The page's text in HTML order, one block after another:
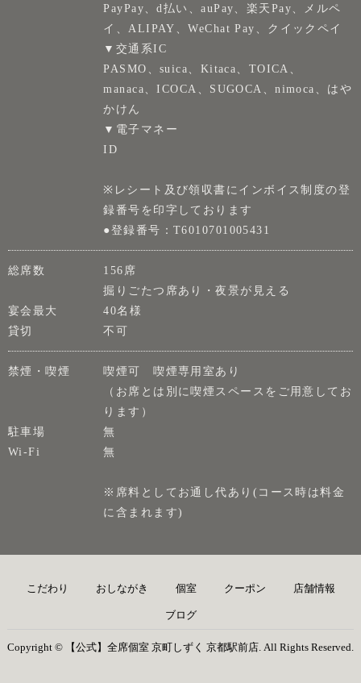
PayPay、d払い、auPay、楽天Pay、メルペ
イ、ALIPAY、WeChat Pay、クイックペイ
▼交通系IC
PASMO、suica、Kitaca、TOICA、
manaca、ICOCA、SUGOCA、nimoca、はや
かけん
▼電子マネー
ID
※レシート及び領収書にインボイス制度の登
録番号を印字しております
●登録番号：T6010701005431
総席数
156席
掘りごたつ席あり・夜景が見える
宴会最大
40名様
貸切
不可
禁煙・喫煙
喫煙可 喫煙専用室あり
（お席とは別に喫煙スペースをご用意してお
ります）
駐車場
無
Wi-Fi
無
※席料としてお通し代あり(コース時は料金
に含まれます)
こだわり おしながき 個室 クーポン 店舗情報
ブログ
Copyright © 【公式】全席個室 京町しずく 京都駅前店. All Rights Reserved.